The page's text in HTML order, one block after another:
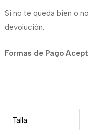
Si no te queda bien o
devolución.
Formas de Pago
Talla